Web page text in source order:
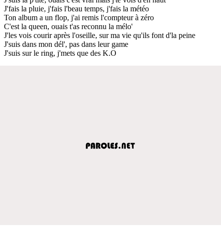
J'fais la pluie, j'fais l'beau temps, j'fais la météo
Ton album a un flop, j'ai remis l'compteur à zéro
C'est la queen, ouais t'as reconnu la mélo'
J'les vois courir après l'oseille, sur ma vie qu'ils font d'la peine
J'suis dans mon dél', pas dans leur game
J'suis sur le ring, j'mets que des K.O